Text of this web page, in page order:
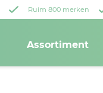
Ruim 800 merken
Assortiment